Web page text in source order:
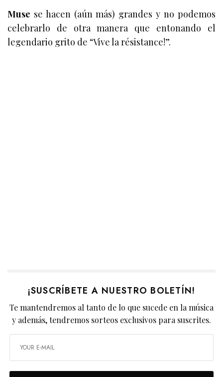
Muse se hacen (aún más) grandes y no podemos
celebrarlo de otra manera que entonando el
legendario grito de “Vive la résistance!”.
¡SUSCRÍBETE A NUESTRO BOLETÍN!
Te mantendremos al tanto de lo que sucede en la música
y además, tendremos sorteos exclusivos para suscrites.